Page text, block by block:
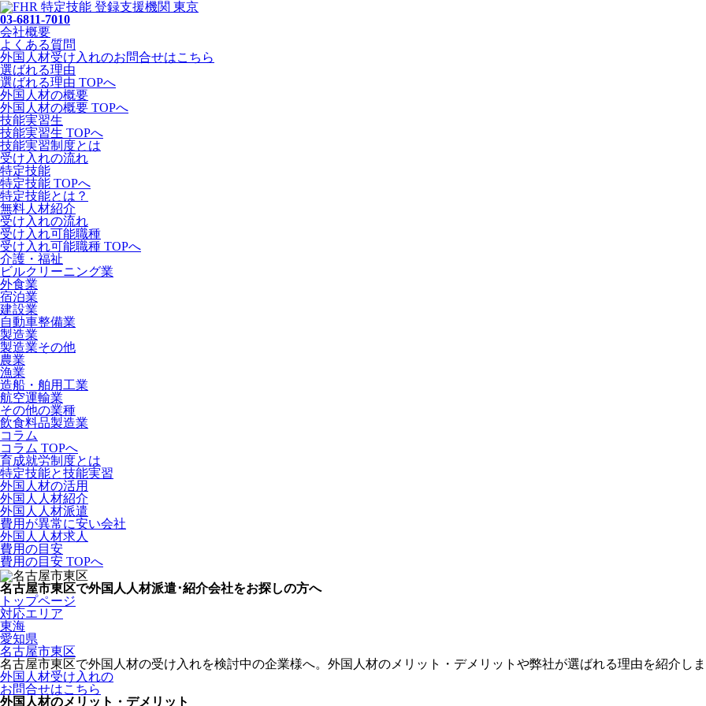
03-6811-7010
会社概要
よくある質問
外国人材受け入れのお問合せはこちら
選ばれる理由
選ばれる理由 TOPへ
外国人材の概要
外国人材の概要 TOPへ
技能実習生
技能実習生 TOPへ
技能実習制度とは
受け入れの流れ
特定技能
特定技能 TOPへ
特定技能とは？
無料人材紹介
受け入れの流れ
受け入れ可能職種
受け入れ可能職種 TOPへ
介護・福祉
ビルクリーニング業
外食業
宿泊業
建設業
自動車整備業
製造業
製造業その他
農業
漁業
造船・舶用工業
航空運輸業
その他の業種
飲食料品製造業
コラム
コラム TOPへ
育成就労制度とは
特定技能と技能実習
外国人材の活用
外国人人材紹介
外国人人材派遣
費用が異常に安い会社
外国人人材求人
費用の目安
費用の目安 TOPへ
名古屋市東区で外国人人材派遣･紹介会社をお探しの方へ
トップページ
対応エリア
東海
愛知県
名古屋市東区
名古屋市東区で外国人材の受け入れを検討中の企業様へ。外国人材のメリット・デメリットや弊社が選ばれる理由を紹介し
外国人材受け入れの
お問合せはこちら
外国人材のメリット・デメリット